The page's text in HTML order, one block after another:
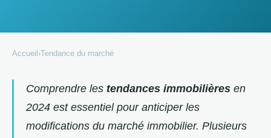
Accueil ›Tendance du marché
Comprendre les tendances immobilières en
2024 est essentiel pour anticiper les
modifications du marché immobilier. Plusieurs